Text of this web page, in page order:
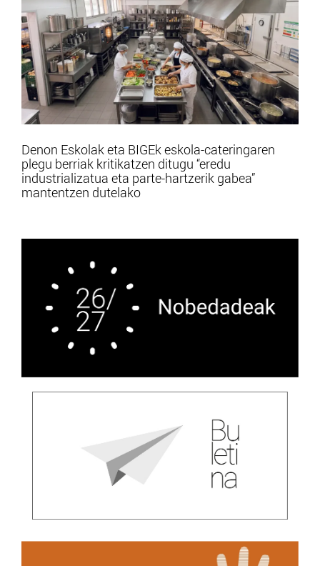
Denon Eskolak eta BIGEk eskola-cateringaren
plegu berriak kritikatzen ditugu “eredu
industrializatua eta parte-hartzerik gabea”
mantentzen dutelako